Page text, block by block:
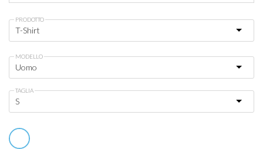
PRODOTTO
MODELLO
TAGLIA